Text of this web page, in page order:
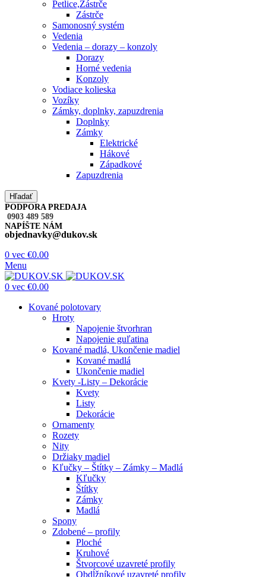
Petlice,Zástrče
Zástrče
Samonosný systém
Vedenia
Vedenia – dorazy – konzoly
Dorazy
Horné vedenia
Konzoly
Vodiace kolieska
Vozíky
Zámky, doplnky, zapuzdrenia
Doplnky
Zámky
Elektrické
Hákové
Západkové
Zapuzdrenia
Hľadať
PODPORA PREDAJA
0903 489 589
NAPÍŠTE NÁM
objednavky@dukov.sk
0 vec €0.00
Menu
0 vec €0.00
Kované polotovary
Hroty
Napojenie štvorhran
Napojenie guľatina
Kované madlá, Ukončenie madiel
Kované madlá
Ukončenie madiel
Kvety -Listy – Dekorácie
Kvety
Listy
Dekorácie
Ornamenty
Rozety
Nity
Držiaky madiel
Kľučky – Štítky – Zámky – Madlá
Kľučky
Štítky
Zámky
Madlá
Spony
Zdobené – profily
Ploché
Kruhové
Štvorcové uzavreté profily
Obdĺžníkové uzavreté profily